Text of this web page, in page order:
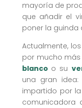
mayoría de
que añadir el
poner la guinda
Actualmente,
por mucho más
blanco o su
una gran idea:
impartido por
comunicadora